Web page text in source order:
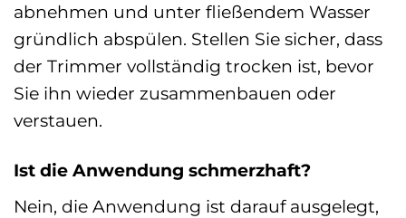
abnehmen und unter fließendem Wasser
gründlich abspülen. Stellen Sie sicher, dass
der Trimmer vollständig trocken ist, bevor
Sie ihn wieder zusammenbauen oder
verstauen.
Ist die Anwendung schmerzhaft?
Nein, die Anwendung ist darauf ausgelegt,